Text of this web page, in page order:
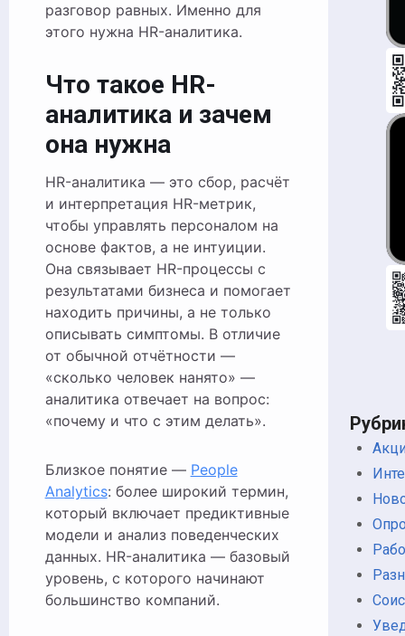
разговор равных. Именно для
этого нужна HR-аналитика.
Что такое HR-
аналитика и зачем
она нужна
HR-аналитика — это сбор, расчёт
и интерпретация HR-метрик,
чтобы управлять персоналом на
основе фактов, а не интуиции.
Она связывает HR-процессы с
результатами бизнеса и помогает
находить причины, а не только
описывать симптомы. В отличие
от обычной отчётности —
«сколько человек нанято» —
аналитика отвечает на вопрос:
«почему и что с этим делать».
Близкое понятие — People
Analytics: более широкий термин,
который включает предиктивные
модели и анализ поведенческих
данных. HR-аналитика — базовый
уровень, с которого начинают
большинство компаний.